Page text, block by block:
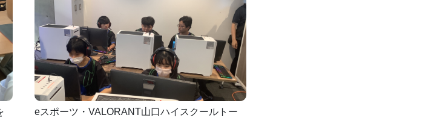
eスポーツ・VALORANT山口ハイスクールトー